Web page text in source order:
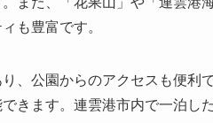
も豊富です。
、公園からのアクセスも便利
きます。連雲港市内で一泊し